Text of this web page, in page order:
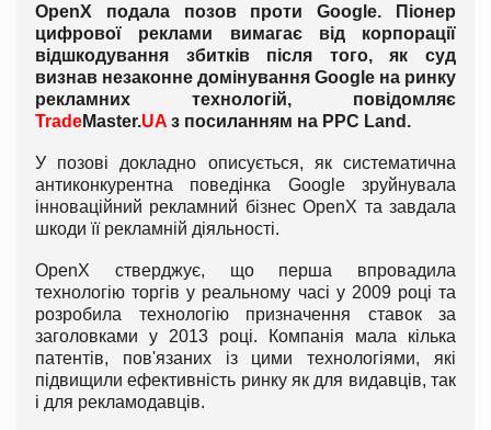
OpenX подала позов проти Google. Піонер
цифрової реклами вимагає від корпорації
відшкодування збитків після того, як суд
визнав незаконне домінування Google на ринку
рекламних технологій, повідомляє
TradeMaster.UA з посиланням на PPC Land.
У позові докладно описується, як систематична
антиконкурентна поведінка Google зруйнувала
інноваційний рекламний бізнес OpenX та завдала
шкоди її рекламній діяльності.
OpenX стверджує, що перша впровадила
технологію торгів у реальному часі у 2009 році та
розробила технологію призначення ставок за
заголовками у 2013 році. Компанія мала кілька
патентів, пов'язаних із цими технологіями, які
підвищили ефективність ринку як для видавців, так
і для рекламодавців.